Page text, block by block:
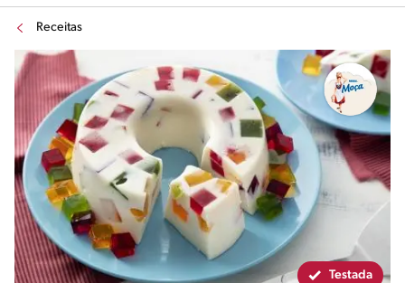
Receitas
Testada